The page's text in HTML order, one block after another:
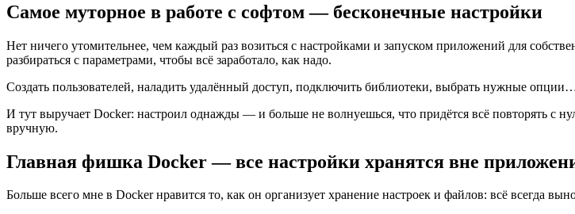
Самое муторное в работе с софтом — бесконечные настройки
Нет ничего утомительнее, чем каждый раз возиться с настройками и запуском приложений для
разбираться с параметрами, чтобы всё заработало, как надо.
Создать пользователей, наладить удалённый доступ, подключить библиотеки, выбрать нужные
И тут выручает Docker: настроил однажды — и больше не волнуешься, что придётся всё повторять с
вручную.
Главная фишка Docker — все настройки хранятся вне
Больше всего мне в Docker нравится то, как он организует хранение настроек и файлов: всё всегда